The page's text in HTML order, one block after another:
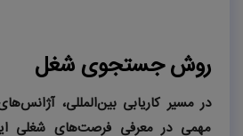
روش جستجوی شغل
در مسیر کاریابی بین‌المللی،
مهمی در معرفی فرصت‌های شغلی